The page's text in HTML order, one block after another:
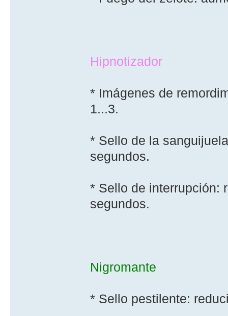
Hipnotizador
* Imágenes de
1...3.
* Sello de la
segundos.
* Sello de interrupción:
segundos.
Nigromante
* Sello pestilente: